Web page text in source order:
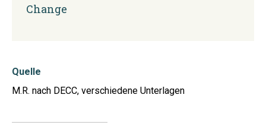
Change
Quelle
M.R. nach DECC, verschiedene Unterlagen